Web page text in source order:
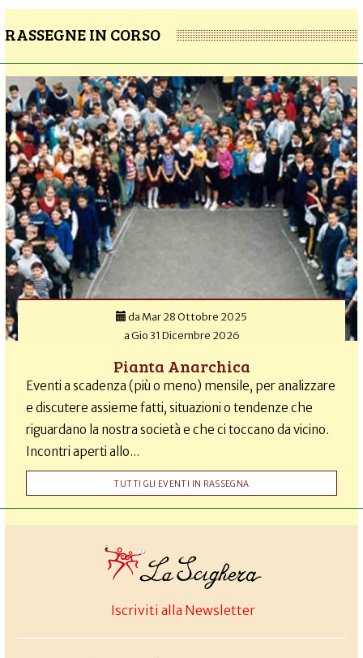
RASSEGNE IN CORSO
da Mar 28 Ottobre 2025
aGio 31 Dicembre 2026
Pianta Anarchica
Eventi a scadenza (più o meno) mensile, per analizzare
e discutere assieme fatti, situazioni o tendenze che
riguardano la nostra società e che ci toccano da vicino.
Incontri aperti allo...
TUTTI GLI EVENTI IN RASSEGNA
Iscriviti alla Newsletter